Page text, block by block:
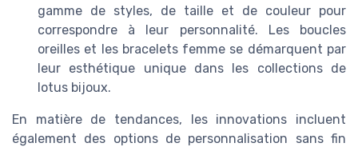
gamme de styles, de taille et de couleur pour
correspondre à leur personnalité. Les boucles
oreilles et les bracelets femme se démarquent par
leur esthétique unique dans les collections de
lotus bijoux.
En matière de tendances, les innovations incluent
également des options de personnalisation sans fin